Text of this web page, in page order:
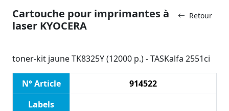
Retour
Cartouche pour imprimantes à
laser KYOCERA
toner-kit jaune TK8325Y (12000 p.) - TASKalfa 2551ci
N° Article
914522
Labels